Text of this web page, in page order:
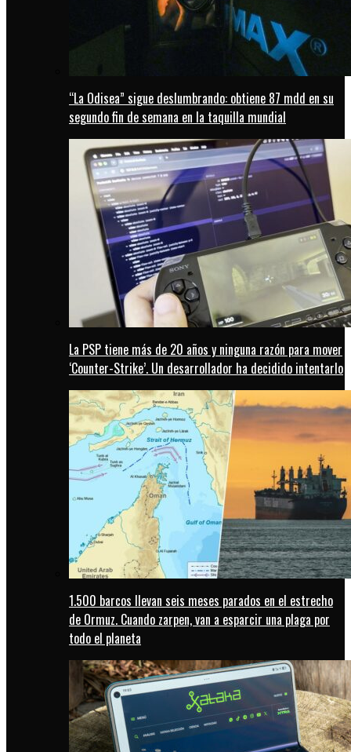
“La Odisea” sigue deslumbrando: obtiene 87 mdd en su
segundo fin de semana en la taquilla mundial
La PSP tiene más de 20 años y ninguna razón para mover
‘Counter-Strike’. Un desarrollador ha decidido intentarlo
1.500 barcos llevan seis meses parados en el estrecho
de Ormuz. Cuando zarpen, van a esparcir una plaga por
todo el planeta